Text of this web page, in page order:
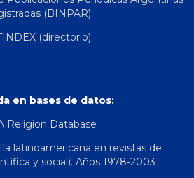
(BINPAR)
(directorio)
en bases de datos:
Religion Database
latinoamericana en revistas de
y social). Años 1978-2003